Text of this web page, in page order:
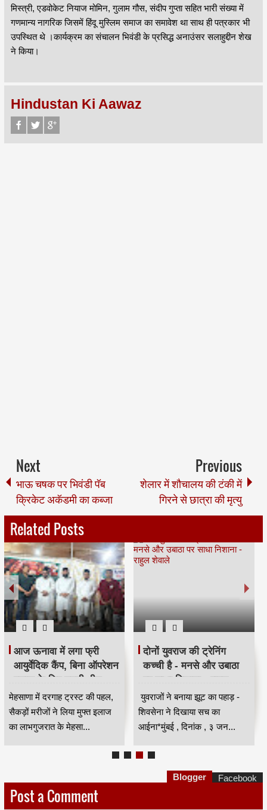
मिस्त्री, एडवोकेट नियाज मोमिन, गुलाम गौस, संदीप गुप्ता सहित भारी संख्या में
गणमान्य नागरिक जिसमें हिंदू मुस्लिम समाज का समावेश था साथ ही पत्रकार भी
उपस्थित थे ।कार्यक्रम का संचालन भिवंडी के प्रसिद्ध अनाउंसर सलाहुद्दीन शेख
ने किया।
Hindustan Ki Aawaz
Next
भाऊ चषक पर भिवंडी पॅब
क्रिकेट अकॅडमी का कब्जा
Previous
शेलार में शौचालय की टंकी में
गिरने से छात्रा की मृत्यु
Related Posts
आज ऊनावा में लगा फ्री
आयुर्वेदिक कैंप, बिना ऑपरेशन
इलाज के लिए उमड़ी भीड़
HKA
मेहसाणा में दरगाह ट्रस्ट की पहल,
सैकड़ों मरीजों ने लिया मुफ्त इलाज
का लाभगुजरात के मेहसा...
दोनों युवराज की ट्रेनिंग
कच्ची है - मनसे और उबाठा
पर साधा निशाना - राहुल
शेवाले
युवराजों ने बनाया झूट का पहाड़ -
शिवसेना ने दिखाया सच का
आईना*मुंबई , दिनांक , ३ जन...
Post a Comment
Blogger Facebook